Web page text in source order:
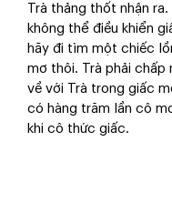
Trà thảng thốt nhận
không thể điều khiển
hãy đi tìm một chiếc
mơ thôi. Trà phải chấp
về với Trà trong giấc
có hàng trăm lần cô
khi cô thức giấc.